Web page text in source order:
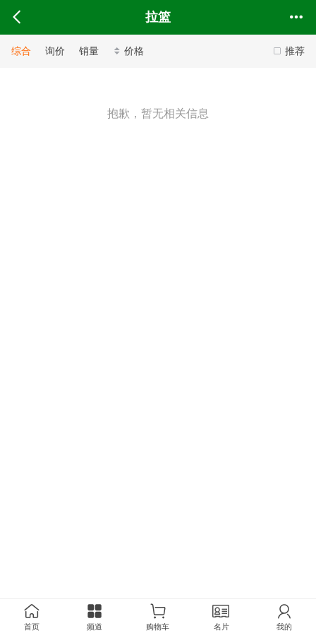
拉篮
推荐
综合 询价 销量 价格
抱歉，暂无相关信息
首页 频道 购物车 名片 我的